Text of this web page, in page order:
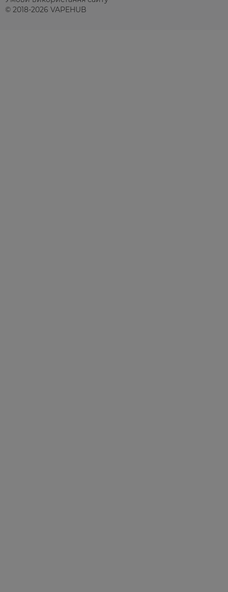
© 2018-2026 VAPEHUB